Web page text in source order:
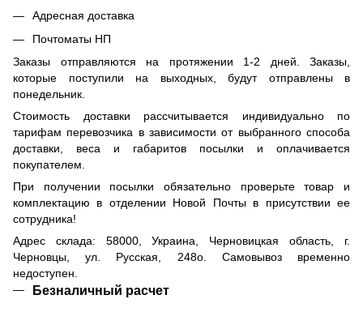
Адресная доставка
Почтоматы НП
Заказы отправляются на протяжении 1-2 дней. Заказы,
которые поступили на выходных, будут отправлены в
понедельник.
Стоимость доставки рассчитывается индивидуально по
тарифам перевозчика в зависимости от выбранного способа
доставки, веса и габаритов посылки и оплачивается
покупателем.
При получении посылки обязательно проверьте товар и
комплектацию в отделении Новой Почты в присутствии ее
сотрудника!
Адрес склада: 58000, Украина, Черновицкая область, г.
Черновцы, ул. Русская, 248о. Самовывоз временно
недоступен.
Безналичный расчет